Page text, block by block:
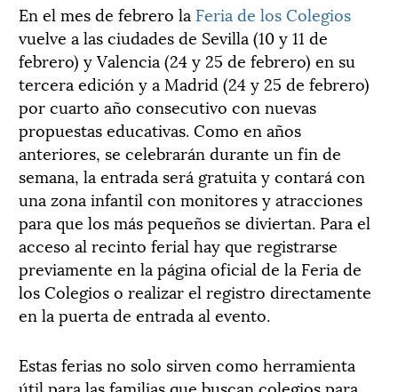
En el mes de febrero la Feria de los Colegios
vuelve a las ciudades de Sevilla (10 y 11 de
febrero) y Valencia (24 y 25 de febrero) en su
tercera edición y a Madrid (24 y 25 de febrero)
por cuarto año consecutivo con nuevas
propuestas educativas. Como en años
anteriores, se celebrarán durante un fin de
semana, la entrada será gratuita y contará con
una zona infantil con monitores y atracciones
para que los más pequeños se diviertan. Para el
acceso al recinto ferial hay que registrarse
previamente en la página oficial de la Feria de
los Colegios o realizar el registro directamente
en la puerta de entrada al evento.
Estas ferias no solo sirven como herramienta
útil para las familias que buscan colegios para